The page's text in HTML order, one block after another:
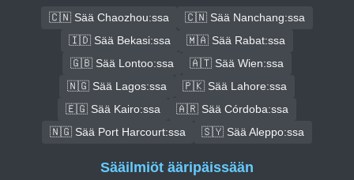
🇨🇳 Sää Chaozhou:ssa
🇨🇳 Sää Nanchang:ssa
🇮🇩 Sää Bekasi:ssa
🇲🇦 Sää Rabat:ssa
🇬🇧 Sää Lontoo:ssa
🇦🇹 Sää Wien:ssa
🇳🇬 Sää Lagos:ssa
🇵🇰 Sää Lahore:ssa
🇪🇬 Sää Kairo:ssa
🇦🇷 Sää Córdoba:ssa
🇳🇬 Sää Port Harcourt:ssa
🇸🇾 Sää Aleppo:ssa
Sääilmiöt ääripäissään